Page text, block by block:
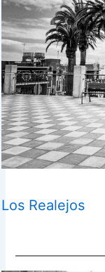
Los Realejos